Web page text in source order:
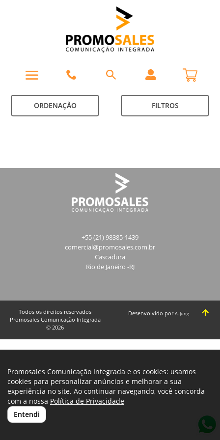
ORDENAÇÃO FILTROS
+55 (21) 98385-1439
comercial@promosales.com.br
Cascadura
Rio de Janeiro -RJ
Todos os direitos reservados
Promosales Comunicação Integrada
© 2026
Desenvolvido porA. Jung
Promosales Comunicação Integrada e os cookies: usamos
cookies para personalizar anúncios e melhorar a sua
experiência no site. Ao continuar navegando, você concorda
com a nossa Política de Privacidade
Entendi